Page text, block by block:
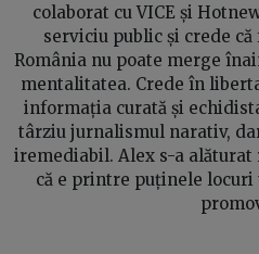
colaborat cu VICE și
serviciu public și crede
România nu poate merge
mentalitatea. Crede în
informația curată și
târziu jurnalismul narativ,
iremediabil. Alex s-a alăturat
că e printre puținele locuri